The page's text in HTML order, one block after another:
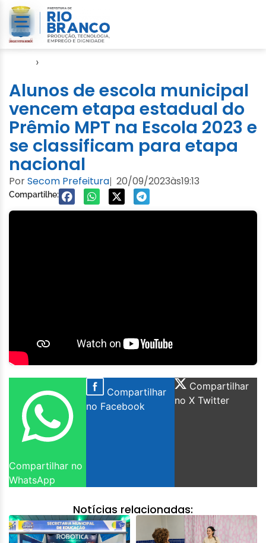
›
Alunos de escola municipal
vencem etapa estadual do
Prêmio MPT na Escola 2023 e
se classificam para etapa
nacional
PorSecom Prefeitura| 20/09/2023às19:13
Compartilhe:
Compartilhar no
WhatsApp
Compartilhar
no Facebook
Compartilhar
no X Twitter
Notícias relacionadas: